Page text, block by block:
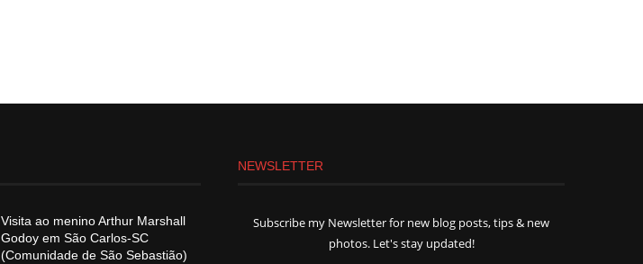
Visita ao menino Arthur Marshall
Godoy em São Carlos-SC
(Comunidade de São Sebastião)
NEWSLETTER
Subscribe my Newsletter for new blog posts, tips & new
photos. Let's stay updated!